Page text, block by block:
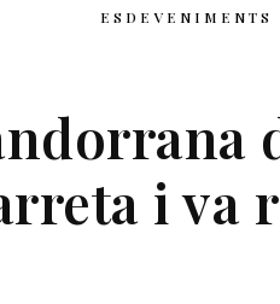
ESDEVENIMENTS
i va